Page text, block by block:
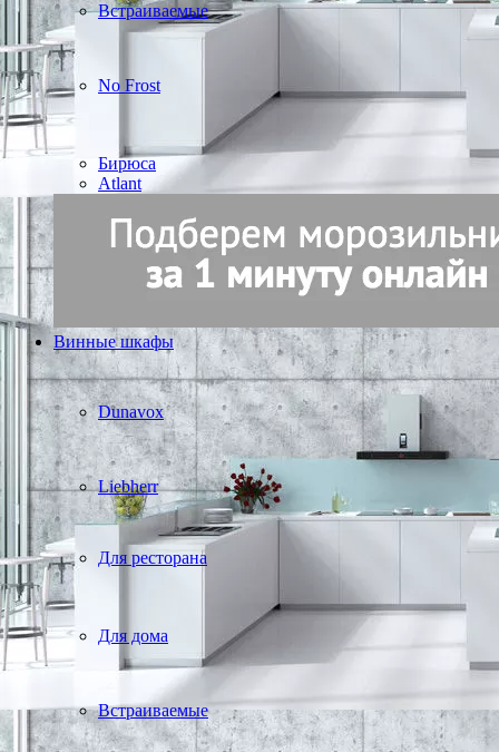
Встраиваемые
No Frost
Бирюса
Atlant
Винные шкафы
Dunavox
Liebherr
Для ресторана
Для дома
Встраиваемые